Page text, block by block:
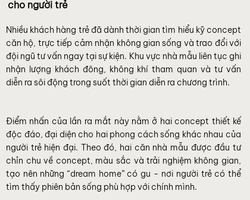
Nhiều khách hàng trẻ đã dành thời gian tìm hiểu kỹ concept
căn hộ, trực tiếp cảm nhận không gian sống và trao đổi với
đội ngũ tư vấn ngay tại sự kiện. Khu vực nhà mẫu liên tục ghi
nhận lượng khách đông, không khí tham quan và tư vấn
diễn ra sôi động trong suốt thời gian diễn ra chương trình.
cho người trẻ
Điểm nhấn của lần ra mắt này nằm ở hai concept thiết kế
độc đáo, đại diện cho hai phong cách sống khác nhau của
người trẻ hiện đại. Theo đó, hai căn nhà mẫu được đầu tư
chỉn chu về concept, màu sắc và trải nghiệm không gian,
tạo nên những “dream home” có gu - nơi người trẻ có thể
tìm thấy phiên bản sống phù hợp với chính mình.